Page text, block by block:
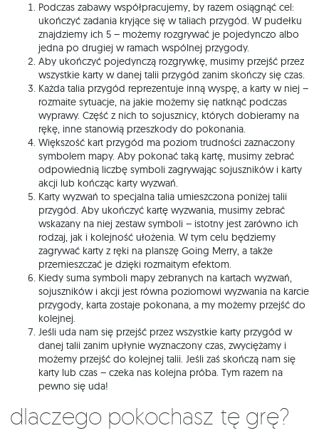
Podczas zabawy współpracujemy, by razem osiągnąć cel:
ukończyć zadania kryjące się w taliach przygód. W pudełku
znajdziemy ich 5 – możemy rozgrywać je pojedynczo albo
jedna po drugiej w ramach wspólnej przygody.
Aby ukończyć pojedynczą rozgrywkę, musimy przejść przez
wszystkie karty w danej talii przygód zanim skończy się czas.
Każda talia przygód reprezentuje inną wyspę, a karty w niej –
rozmaite sytuacje, na jakie możemy się natknąć podczas
wyprawy. Część z nich to sojusznicy, których dobieramy na
rękę, inne stanowią przeszkody do pokonania.
Większość kart przygód ma poziom trudności zaznaczony
symbolem mapy. Aby pokonać taką kartę, musimy zebrać
odpowiednią liczbę symboli zagrywając sojuszników i karty
akcji lub kończąc karty wyzwań.
Karty wyzwań to specjalna talia umieszczona poniżej talii
przygód. Aby ukończyć kartę wyzwania, musimy zebrać
wskazany na niej zestaw symboli – istotny jest zarówno ich
rodzaj, jak i kolejność ułożenia. W tym celu będziemy
zagrywać karty z ręki na planszę Going Merry, a także
przemieszczać je dzięki rozmaitym efektom.
Kiedy suma symboli mapy zebranych na kartach wyzwań,
sojuszników i akcji jest równa poziomowi wyzwania na karcie
przygody, karta zostaje pokonana, a my możemy przejść do
kolejnej.
Jeśli uda nam się przejść przez wszystkie karty przygód w
danej talii zanim upłynie wyznaczony czas, zwyciężamy i
możemy przejść do kolejnej talii. Jeśli zaś skończą nam się
karty lub czas – czeka nas kolejna próba. Tym razem na
pewno się uda!
Dlaczego pokochasz tę grę?